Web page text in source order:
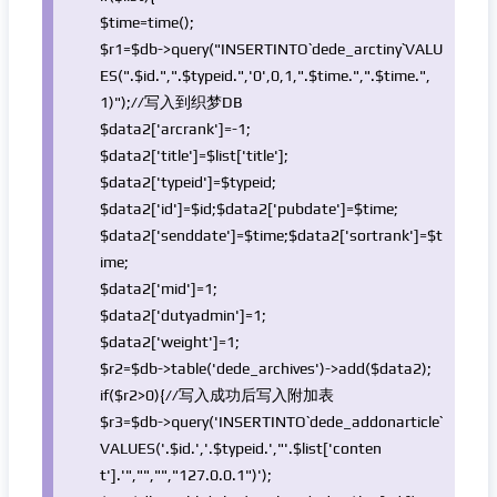
$time=time();
$r1=$db->query("INSERTINTO`dede_arctiny`VALU
ES(".$id.",".$typeid.",'0',0,1,".$time.",".$time.",
1)");//写入到织梦DB
$data2['arcrank']=-1;
$data2['title']=$list['title'];
$data2['typeid']=$typeid;
$data2['id']=$id;$data2['pubdate']=$time;
$data2['senddate']=$time;$data2['sortrank']=$t
ime;
$data2['mid']=1;
$data2['dutyadmin']=1;
$data2['weight']=1;
$r2=$db->table('dede_archives')->add($data2);
if($r2>0){//写入成功后写入附加表
$r3=$db->query('INSERTINTO`dede_addonarticle`
VALUES('.$id.','.$typeid.',"'.$list['conten
t'].'","","","127.0.0.1")');